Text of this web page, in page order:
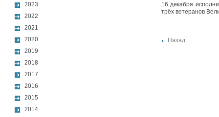
2023
2022
2021
2020
2019
2018
2017
2016
2015
2014
16 декабря
трёх ветеранов
Назад